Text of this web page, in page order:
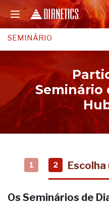
SEMINÁRIO
Seminário
1 2 Escolha
Os Seminários de